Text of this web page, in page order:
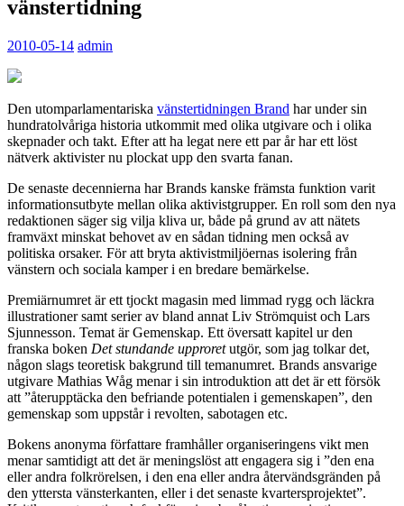
vänstertidning
2010-05-14 admin
Den utomparlamentariska vänstertidningen Brand har under sin
hundratolvåriga historia utkommit med olika utgivare och i olika
skepnader och takt. Efter att ha legat nere ett par år har ett löst
nätverk aktivister nu plockat upp den svarta fanan.
De senaste decennierna har Brands kanske främsta funktion varit
informationsutbyte mellan olika aktivistgrupper. En roll som den nya
redaktionen säger sig vilja kliva ur, både på grund av att nätets
framväxt minskat behovet av en sådan tidning men också av
politiska orsaker. För att bryta aktivistmiljöernas isolering från
vänstern och sociala kamper i en bredare bemärkelse.
Premiärnumret är ett tjockt magasin med limmad rygg och läckra
illustrationer samt serier av bland annat Liv Strömquist och Lars
Sjunnesson. Temat är Gemenskap. Ett översatt kapitel ur den
franska boken Det stundande upproretutgör, som jag tolkar det,
någon slags teoretisk bakgrund till temanumret. Brands ansvarige
utgivare Mathias Wåg menar i sin introduktion att det är ett försök
att ”återupptäcka den befriande potentialen i gemenskapen”, den
gemenskap som uppstår i revolten, sabotagen etc.
Bokens anonyma författare framhåller organiseringens vikt men
menar samtidigt att det är meningslöst att engagera sig i ”den ena
eller andra folkrörelsen, i den ena eller andra återvändsgränden på
den yttersta vänsterkanten, eller i det senaste kvartersprojektet”.